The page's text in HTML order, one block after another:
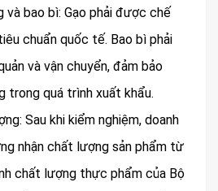
bao bì: Gạo phải được chế
chuẩn quốc tế. Bao bì phải
và vận chuyển, đảm bảo
trong quá trình xuất khẩu.
Sau khi kiểm nghiệm, doanh
nhận chất lượng sản phẩm từ
chất lượng thực phẩm của Bộ